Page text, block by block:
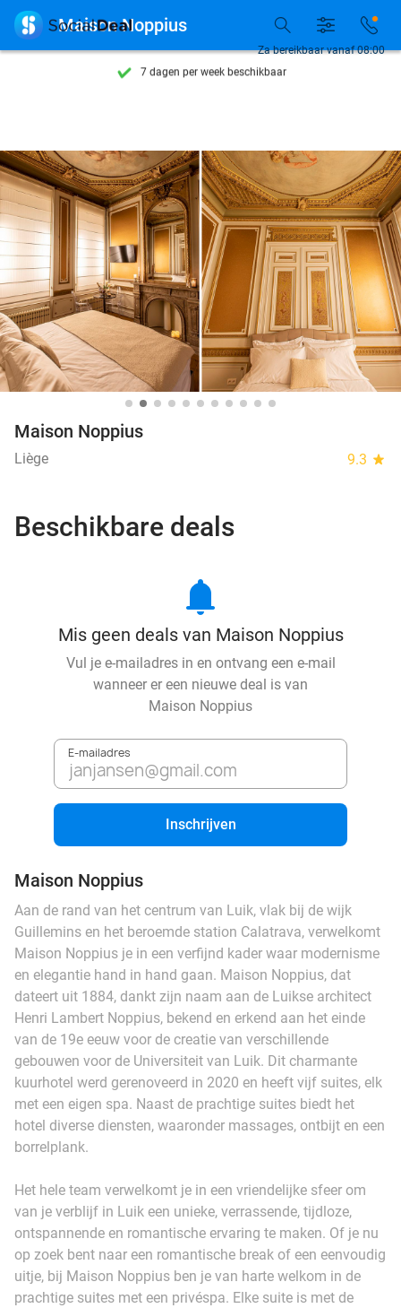
7 dagen per week beschikbaar
10+ miljoen leden
7 dagen per week beschikbaar
10+ miljoen leden
Za bereikbaar vanaf 08:00
 Maison Noppius
Maison Noppius
Liège 9.3 star
Beschikbare deals
notifications
Mis geen deals van Maison Noppius
Vul je e-mailadres in en ontvang een e-mail
wanneer er een nieuwe deal is van
Maison Noppius
E-mailadres
Inschrijven
Maison Noppius
Aan de rand van het centrum van Luik, vlak bij de wijk
Guillemins en het beroemde station Calatrava, verwelkomt
Maison Noppius je in een verfijnd kader waar modernisme
en elegantie hand in hand gaan. Maison Noppius, dat
dateert uit 1884, dankt zijn naam aan de Luikse architect
Henri Lambert Noppius, bekend en erkend aan het einde
van de 19e eeuw voor de creatie van verschillende
gebouwen voor de Universiteit van Luik. Dit charmante
kuurhotel werd gerenoveerd in 2020 en heeft vijf suites, elk
met een eigen spa. Naast de prachtige suites biedt het
hotel diverse diensten, waaronder massages, ontbijt en een
borrelplank.
Het hele team verwelkomt je in een vriendelijke sfeer om
van je verblijf in Luik een unieke, verrassende, tijdloze,
ontspannende en romantische ervaring te maken. Of je nu
op zoek bent naar een romantische break of een eenvoudig
uitje, bij Maison Noppius ben je van harte welkom in de
prachtige suites met een privéspa. Elke suite is met de